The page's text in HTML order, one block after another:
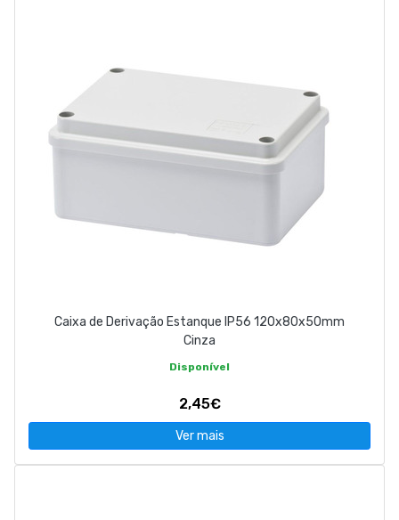
Caixa de Derivação Estanque IP56 120x80x50mm
Cinza
Disponível
2,45€
Ver mais